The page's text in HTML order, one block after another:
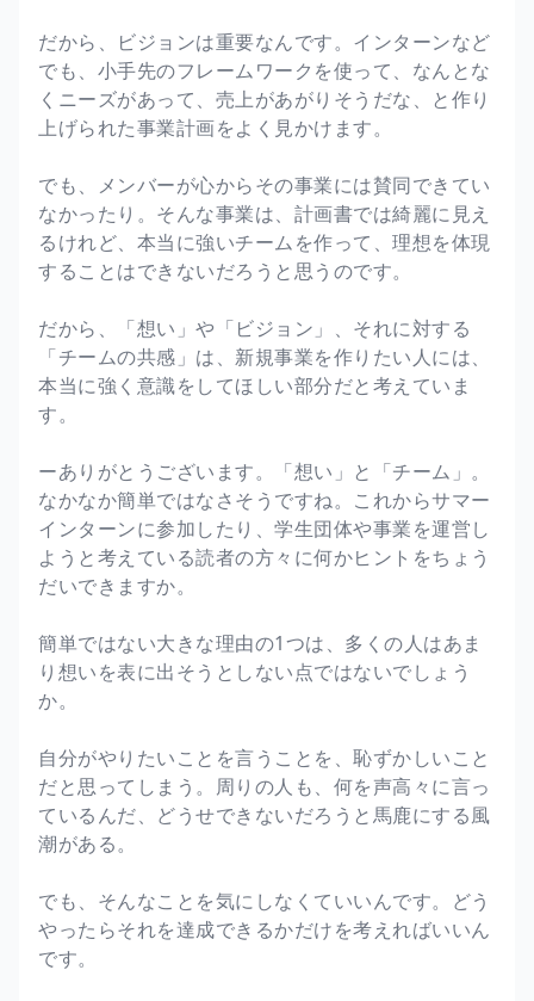
だから、ビジョンは重要なんです。インターンなど
でも、小手先のフレームワークを使って、なんとな
くニーズがあって、売上があがりそうだな、と作り
上げられた事業計画をよく見かけます。
でも、メンバーが心からその事業には賛同できてい
なかったり。そんな事業は、計画書では綺麗に見え
るけれど、本当に強いチームを作って、理想を体現
することはできないだろうと思うのです。
だから、「想い」や「ビジョン」、それに対する
「チームの共感」は、新規事業を作りたい人には、
本当に強く意識をしてほしい部分だと考えていま
す。
ーありがとうございます。「想い」と「チーム」。
なかなか簡単ではなさそうですね。これからサマー
インターンに参加したり、学生団体や事業を運営し
ようと考えている読者の方々に何かヒントをちょう
だいできますか。
簡単ではない大きな理由の1つは、多くの人はあま
り想いを表に出そうとしない点ではないでしょう
か。
自分がやりたいことを言うことを、恥ずかしいこと
だと思ってしまう。周りの人も、何を声高々に言っ
ているんだ、どうせできないだろうと馬鹿にする風
潮がある。
でも、そんなことを気にしなくていいんです。どう
やったらそれを達成できるかだけを考えればいいん
です。